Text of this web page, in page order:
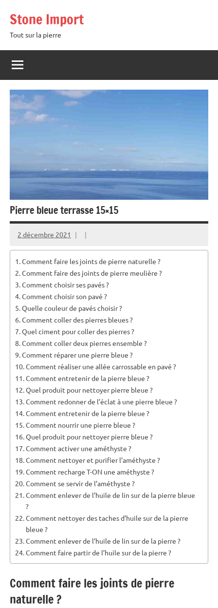
contenu
Stone Import
Tout sur la pierre
Pierre bleue terrasse 15×15
2 décembre 2021
Comment faire les joints de pierre naturelle ?
Comment faire des joints de pierre meulière ?
Comment choisir ses pavés ?
Comment choisir son pavé ?
Quelle couleur de pavés choisir ?
Comment coller des pierres bleues ?
Quel ciment pour coller des pierres ?
Comment coller deux pierres ensemble ?
Comment réparer une pierre bleue ?
Comment réaliser une allée carrossable en pavé ?
Comment entretenir de la pierre bleue ?
Quel produit pour nettoyer pierre bleue ?
Comment redonner de l’éclat à une pierre bleue ?
Comment entretenir de la pierre bleue ?
Comment nourrir une pierre bleue ?
Quel produit pour nettoyer pierre bleue ?
Comment activer une améthyste ?
Comment nettoyer et purifier l’améthyste ?
Comment recharge T-ON une améthyste ?
Comment se servir de l’améthyste ?
Comment enlever de l’huile de lin sur de la pierre bleue
?
Comment nettoyer des taches d’huile sur de la pierre
bleue ?
Comment enlever de l’huile de lin sur de la pierre ?
Comment faire partir de l’huile sur de la pierre ?
Comment faire les joints de pierre
naturelle ?